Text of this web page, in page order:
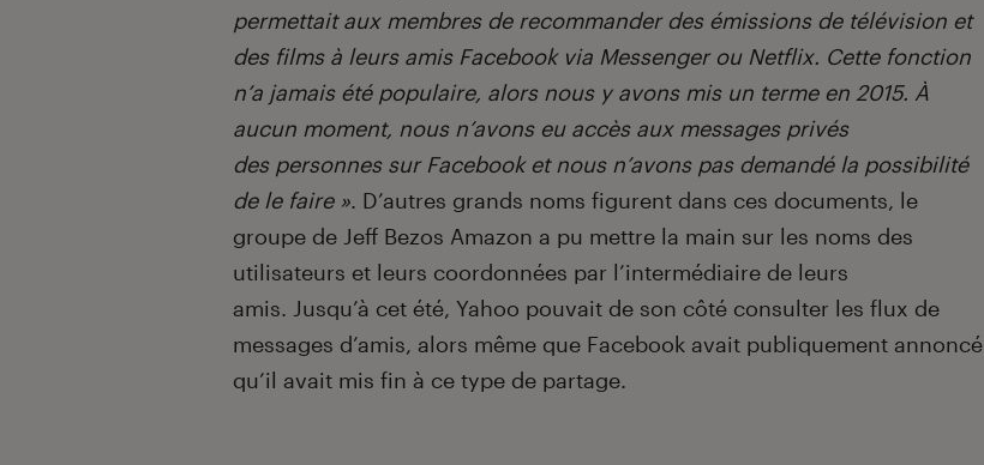
permettait aux membres de recommander des émissions de télévision et
des films à leurs amis Facebook via Messenger ou Netflix. Cette fonction
n’a jamais été populaire, alors nous y avons mis un terme en 2015. À
aucun moment, nous n’avons eu accès aux messages privés
des personnes sur Facebook et nous n’avons pas demandé la possibilité
de le faire ». D’autres grands noms figurent dans ces documents, le
groupe de Jeff Bezos Amazon a pu mettre la main sur les noms des
utilisateurs et leurs coordonnées par l’intermédiaire de leurs
amis. Jusqu’à cet été, Yahoo pouvait de son côté consulter les flux de
messages d’amis, alors même que Facebook avait publiquement annoncé
qu’il avait mis fin à ce type de partage.